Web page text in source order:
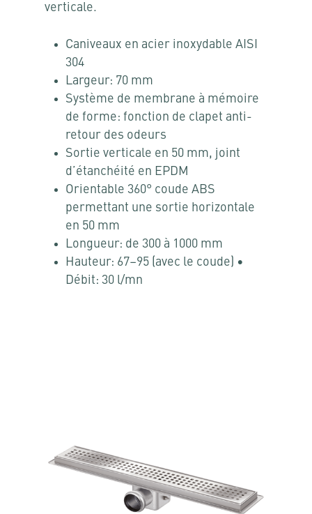
verticale.
Caniveaux en acier inoxydable AISI
304
Largeur: 70 mm
Système de membrane à mémoire
de forme: fonction de clapet anti-
retour des odeurs
Sortie verticale en 50 mm, joint
d’étanchéité en EPDM
Orientable 360° coude ABS
permettant une sortie horizontale
en 50 mm
Longueur: de 300 à 1000 mm
Hauteur: 67–95 (avec le coude) •
Débit: 30 l/mn